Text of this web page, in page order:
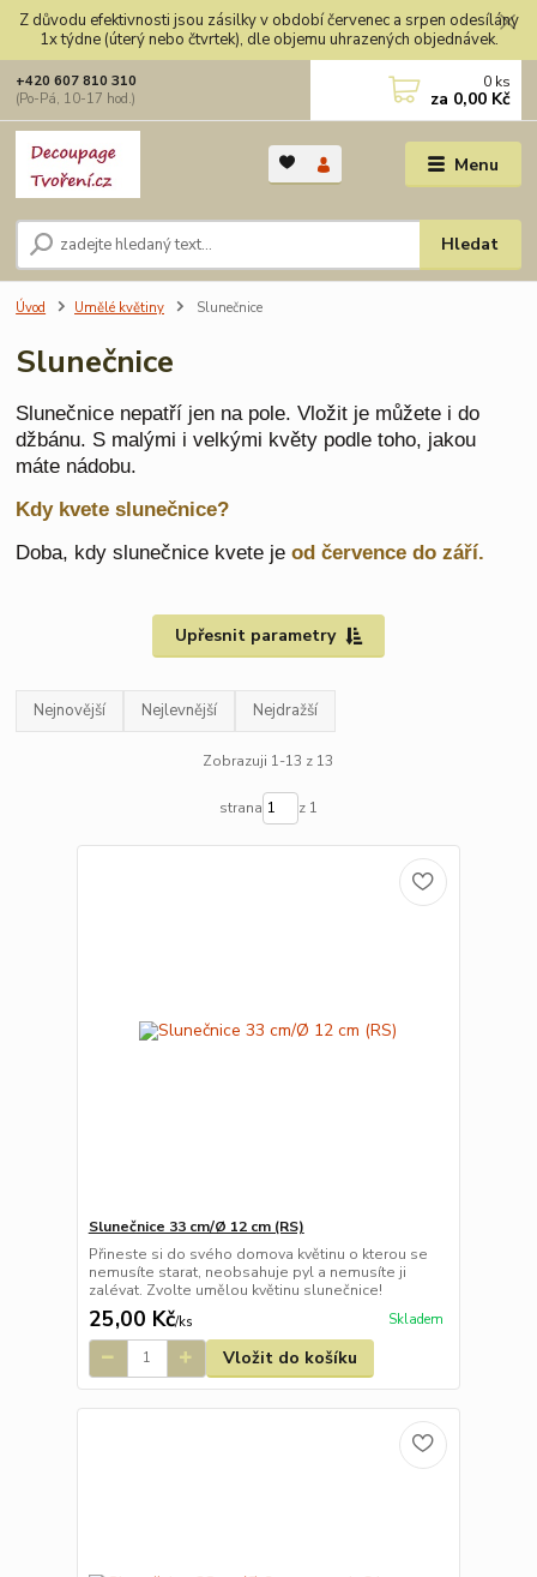
Z důvodu efektivnosti jsou zásilky v období červenec a srpen odesílány
1x týdne (úterý nebo čtvrtek), dle objemu uhrazených objednávek.
Menu
Hledat
+420 607 810 310
(Po-Pá, 10-17 hod.)
0 ks
za 0,00 Kč
Úvod Umělé květiny Slunečnice
Slunečnice
Slunečnice nepatří jen na pole. Vložit je můžete i do
džbánu. S malými i velkými květy podle toho, jakou
máte nádobu.
Kdy kvete slunečnice?
Doba, kdy slunečnice kvete je od července do září.
Upřesnit parametry
Nejnovější Nejlevnější Nejdražší
Zobrazuji 1-13 z 13
strana z 1
Slunečnice 33 cm/Ø 12 cm (RS)
Přineste si do svého domova květinu o kterou se
nemusíte starat, neobsahuje pyl a nemusíte ji
zalévat. Zvolte umělou květinu slunečnice!
25,00 Kč/ks Skladem
Vložit do košíku